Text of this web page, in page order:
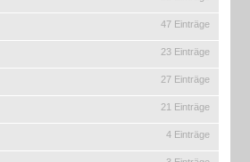
47 Einträge
23 Einträge
27 Einträge
21 Einträge
4 Einträge